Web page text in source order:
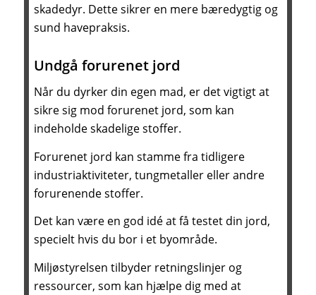
skadedyr. Dette sikrer en mere bæredygtig og
sund havepraksis.
Undgå forurenet jord
Når du dyrker din egen mad, er det vigtigt at
sikre sig mod forurenet jord, som kan
indeholde skadelige stoffer.
Forurenet jord kan stamme fra tidligere
industriaktiviteter, tungmetaller eller andre
forurenende stoffer.
Det kan være en god idé at få testet din jord,
specielt hvis du bor i et byområde.
Miljøstyrelsen tilbyder retningslinjer og
ressourcer, som kan hjælpe dig med at